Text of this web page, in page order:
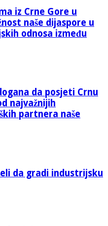
iz Crne Gore u
naše dijaspore u
odnosa između
da posjeti Crnu
najvažnijih
partnera naše
da gradi industrijsku